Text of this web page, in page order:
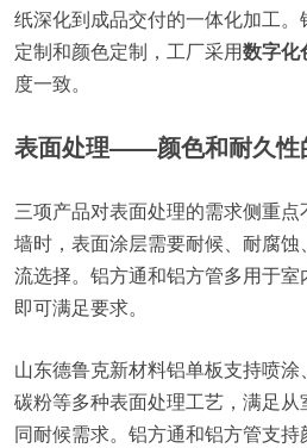
纸深化到成品交付的一体化加工
定制和颜色定制，工厂采用数字化
度一致。
表面处理——颜色和耐久性
三项产品对表面处理的需求侧重
墙时，表面涂层需要耐候、耐腐
流选择。铝方通和铝方管多用于
即可满足要求。
山东德鲁克新材料铝单板支持喷
碳粉等多种表面处理工艺，满足
同耐候需求。铝方通和铝方管支